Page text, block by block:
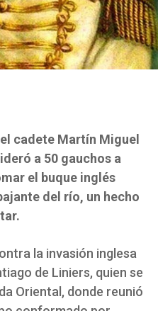
cadete Martín Miguel
a 50 gauchos a
el buque inglés
del río, un hecho
la invasión inglesa
de Liniers, quien se
Oriental, donde reunió